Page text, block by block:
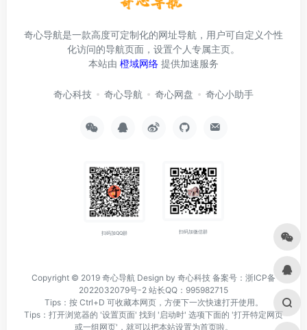
奇心导航是一款高度可定制化的网址导航，用户可自定义个性
化访问的导航页面，设置个人专属主页。
本站由 橙域网络 提供加速服务
奇心科技 奇心导航 奇心网盘 奇心小助手
扫码加QQ群 扫码加微信群
Copyright © 2019 奇心导航 Design by 奇心科技 备案号：浙ICP备
2022032079号-2 站长QQ：995982715
Tips：按 Ctrl+D 可收藏本网页，方便下一次快速打开使用。
Tips：打开浏览器的 '设置页面' 找到 '启动时' 选项下面的 '打开特定网页
或一组网页'，就可以把本站设置为首页啦。